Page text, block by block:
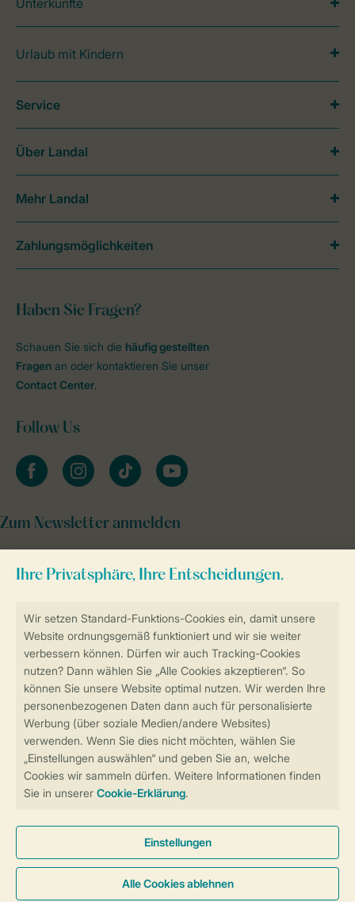
Sicherstellung Deiner Privatsphäre
Sicher und schnell zur Online-Buchung
Sichere Datenübertragung
Sicheres Bezahlen
Unterkünfte
Urlaub mit Kindern
Haben Sie Fragen?
Schauen Sie sich die häufig gestellten
Fragen an oder kontaktieren Sie unser
Contact Center.
Follow Us
facebookinstagramtiktok youtube
Zum Newsletter anmelden
Service
Über Landal
Mehr Landal
Zahlungsmöglichkeiten
Cookies und Banner
Barrierefreiheit